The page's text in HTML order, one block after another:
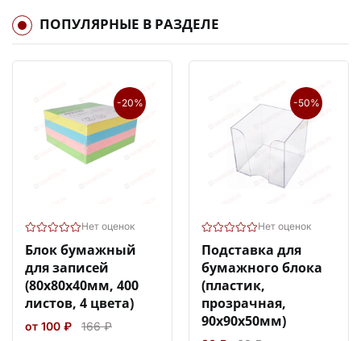
ПОПУЛЯРНЫЕ В РАЗДЕЛЕ
-20%
Нет оценок
Блок бумажный
для записей
(80x80х40мм, 400
листов, 4 цвета)
от 100 ₽ 166 ₽
-50%
Нет оценок
Подставка для
бумажного блока
(пластик,
прозрачная,
90х90х50мм)